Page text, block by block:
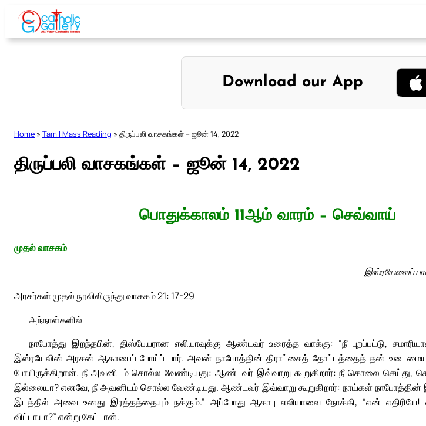
Skip
content
Download our App
Home » Tamil Mass Reading » திருப்பலி வாசகங்கள் – ஜூன் 14, 2022
திருப்பலி வாசகங்கள் – ஜூன் 14, 2022
பொதுக்காலம் 11ஆம் வாரம் – செவ்வாய்
முதல் வாசகம்
இஸ்ரயேலைப்
அரசர்கள் முதல் நூலிலிருந்து வாசகம் 21: 17-29
அந்நாள்களில்
நாபோத்து இறந்தபின், திஸ்பேயரான எலியாவுக்கு ஆண்டவர் உரைத்த வாக்கு: “நீ புறப்பட்டு,
இஸ்ரயேலின் அரசன் ஆகாபைப் போய்ப் பார். அவன் நாபோத்தின் திராட்சைத் தோட்டத்தைத் தன்
போயிருக்கிறான். நீ அவனிடம் சொல்ல வேண்டியது: ஆண்டவர் இவ்வாறு கூறுகிறார்: நீ கொலை செய்து,
இல்லையா? எனவே, நீ அவனிடம் சொல்ல வேண்டியது. ஆண்டவர் இவ்வாறு கூறுகிறார்: நாய்கள்
இடத்தில் அவை உனது இரத்தத்தையும் நக்கும்.” அப்போது ஆகாபு எலியாவை நோக்கி, “என் எதிரியே!
விட்டாயா?” என்று கேட்டான்.